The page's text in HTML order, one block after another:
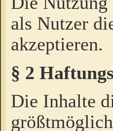
als Nutzer
akzeptieren.
§ 2
Die Inhalte